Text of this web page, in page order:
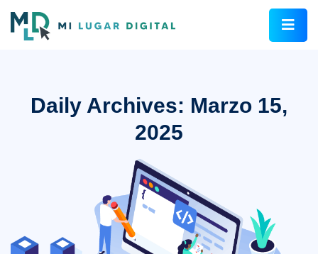
Daily Archives: Marzo 15,
2025